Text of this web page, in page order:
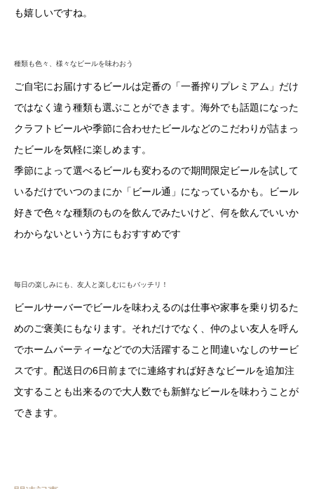
も嬉しいですね。
種類も色々、様々なビールを味わおう
ご自宅にお届けするビールは定番の「一番搾りプレミアム」だけ
ではなく違う種類も選ぶことができます。海外でも話題になった
クラフトビールや季節に合わせたビールなどのこだわりが詰まっ
たビールを気軽に楽しめます。
季節によって選べるビールも変わるので期間限定ビールを試して
いるだけでいつのまにか「ビール通」になっているかも。ビール
好きで色々な種類のものを飲んでみたいけど、何を飲んでいいか
わからないという方にもおすすめです
毎日の楽しみにも、友人と楽しむにもバッチリ！
ビールサーバーでビールを味わえるのは仕事や家事を乗り切るた
めのご褒美にもなります。それだけでなく、仲のよい友人を呼ん
でホームパーティーなどでの大活躍すること間違いなしのサービ
スです。配送日の6日前までに連絡すれば好きなビールを追加注
文することも出来るので大人数でも新鮮なビールを味わうことが
できます。